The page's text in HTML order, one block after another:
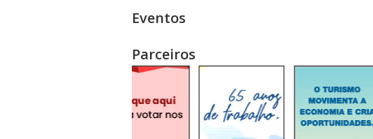
Eventos
Parceiros